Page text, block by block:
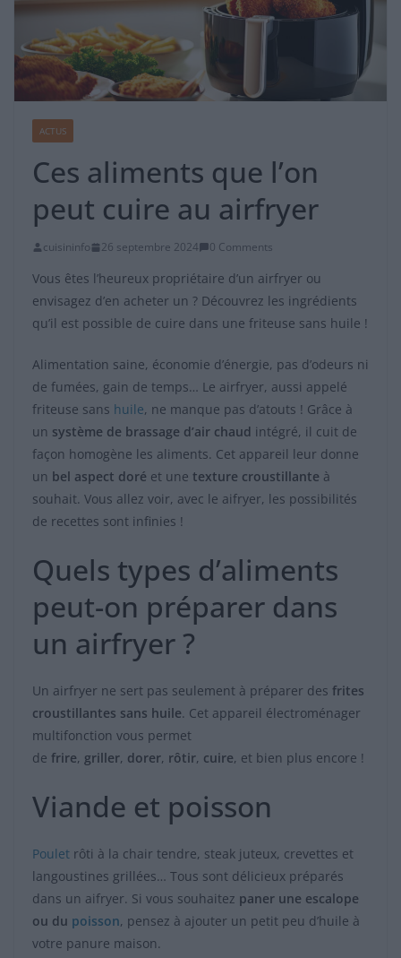
ACTUS
Ces aliments que l’on
peut cuire au airfryer
cuisininfo 26 septembre 2024 0 Comments
Vous êtes l’heureux propriétaire d’un airfryer ou
envisagez d’en acheter un ? Découvrez les ingrédients
qu’il est possible de cuire dans une friteuse sans huile !
Alimentation saine, économie d’énergie, pas d’odeurs ni
de fumées, gain de temps… Le airfryer, aussi appelé
friteuse sans huile, ne manque pas d’atouts ! Grâce à
un système de brassage d’air chaud intégré, il cuit de
façon homogène les aliments. Cet appareil leur donne
un bel aspect doré et une texture croustillante à
souhait. Vous allez voir, avec le aifryer, les possibilités
de recettes sont infinies !
Quels types d’aliments
peut-on préparer dans
un airfryer ?
Un airfryer ne sert pas seulement à préparer des frites
croustillantes sans huile. Cet appareil électroménager
multifonction vous permet
de frire, griller, dorer, rôtir, cuire, et bien plus encore !
Viande et poisson
Poulet rôti à la chair tendre, steak juteux, crevettes et
langoustines grillées… Tous sont délicieux préparés
dans un aifryer. Si vous souhaitez paner une escalope
ou du poisson, pensez à ajouter un petit peu d’huile à
votre panure maison.